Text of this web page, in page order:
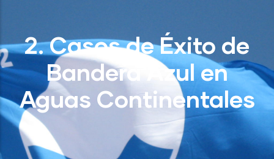
2. Casos de Éxito de
Bandera Azul en
Aguas Continentales